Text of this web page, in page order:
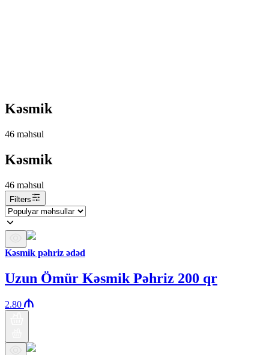
Kəsmik
46 məhsul
Kəsmik
46 məhsul
Filters
Kəsmik pəhriz ədəd
Uzun Ömür Kəsmik Pəhriz 200 qr
2.80